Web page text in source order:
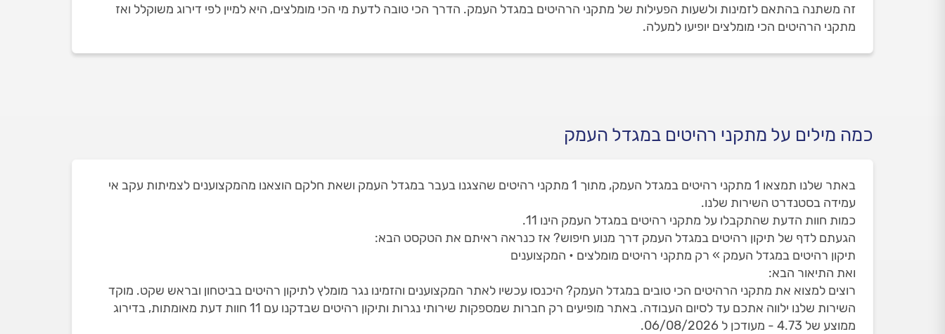
זה משתנה בהתאם לזמינות ולשעות הפעילות של מתקני הרהיטים במגדל העמק. הדרך הכי טובה לדעת מי הכי מומלצים, היא למיין לפי דירוג משוקלל ואז
מתקני הרהיטים הכי מומלצים יופיעו למעלה.
כמה מילים על מתקני רהיטים במגדל העמק
באתר שלנו תמצאו 1 מתקני רהיטים במגדל העמק, מתוך 1 מתקני רהיטים שהצגנו בעבר במגדל העמק ושאת חלקם הוצאנו מהמקצוענים לצמיתות עקב אי
עמידה בסטנדרט השירות שלנו.
כמות חוות הדעת שהתקבלו על מתקני רהיטים במגדל העמק הינו 11.
הגעתם לדף של תיקון רהיטים במגדל העמק דרך מנוע חיפוש? אז כנראה ראיתם את הטקסט הבא:
תיקון רהיטים במגדל העמק » רק מתקני רהיטים מומלצים • המקצוענים
ואת התיאור הבא:
רוצים למצוא את מתקני הרהיטים הכי טובים במגדל העמק? היכנסו עכשיו לאתר המקצוענים והזמינו נגר מומלץ לתיקון רהיטים בביטחון ובראש שקט. מוקד
השירות שלנו ילווה אתכם עד לסיום העבודה. באתר מופיעים רק חברות שמספקות שירותי נגרות ותיקון רהיטים שבדקנו עם 11 חוות דעת מאומתות, בדירוג
ממוצע של 4.73 - מעודכן ל 06/08/2026.